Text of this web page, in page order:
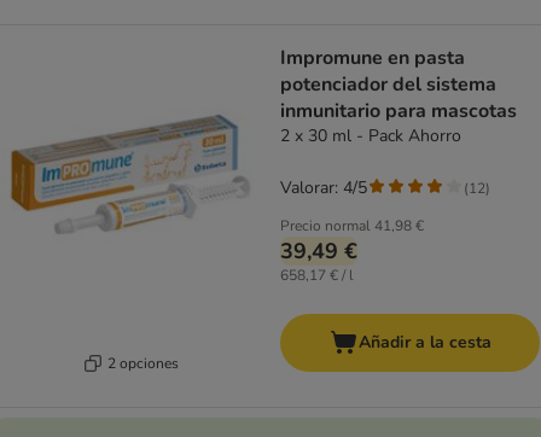
2 opciones
Impromune en pasta
potenciador del sistema
inmunitario para mascotas
2 x 30 ml - Pack Ahorro
Precio normal41,98 €
39,49 €
658,17 € / l
Valorar: 4/5 (12)
Añadir a la cesta